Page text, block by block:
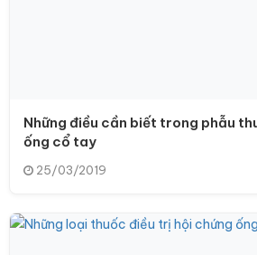
Những điều cần biết trong phẫu
ống cổ tay
25/03/2019